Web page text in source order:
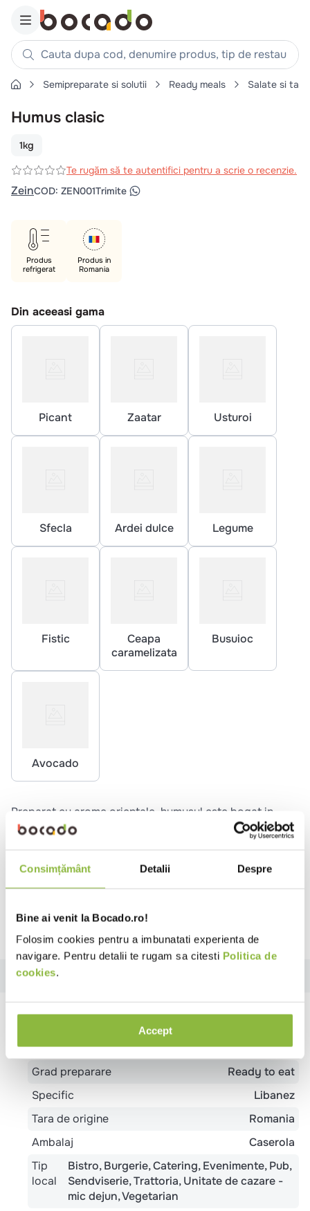
Consimțământ Detalii Despre
Bine ai venit la Bocado.ro!
Folosim cookies pentru a imbunatati experienta de
navigare. Pentru detalii te rugam sa citesti Politica de
cookies.
Accept
Cauta dupa cod, denumire produs, tip de restaurant,
Căutări populare
1 cartofi
.
4
coaste
ceafa
aripi
10.pizza
Semipreparate si solutii Ready meals Salate si
Humus clasic
1kg
Te rugăm să te autentifici pentru a scrie o recenzie.
ZeinCOD: ZEN001Trimite
Produs
refrigerat
Produs in
Romania
Din aceeasi gama
Picant Zaatar Usturoi
Sfecla Ardei dulce Legume
Fistic
Ceapa
caramelizata
Busuioc
Avocado
Preparat cu arome orientale, humusul este bogat in
proteine, fibre, fier, magneziu, zinc, ceea ce il face
Ai nevoie de ajutor?
Specificatii
Specificatii
Temperatura
Refrigerat
Grad preparare
Ready to eat
Specific
Libanez
Tara de origine
Romania
Ambalaj
Caserola
Tip
local
Bistro Burgerie Catering Evenimente Pub
Sendviserie Trattoria Unitate de cazare -
mic dejun Vegetarian